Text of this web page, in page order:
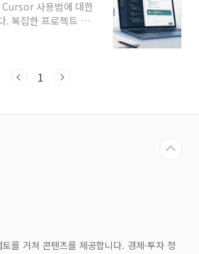
Cursor 사용법에 대한
. 복잡한 프로젝트 관
스트 과정에서 시간
해답이 될 수 있습니
질문까지 모두 다룹
아니라, AI가 프로젝
성과 테스트, 문서화,
을 보조합니다. 특히
1
를 거쳐 콘텐츠를 제공합니다. 경제·투자 정